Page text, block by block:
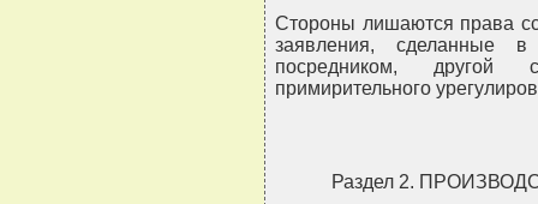
Стороны лишаются права
заявления, сделанные в
посредником, другой
примирительного
Раздел 2.